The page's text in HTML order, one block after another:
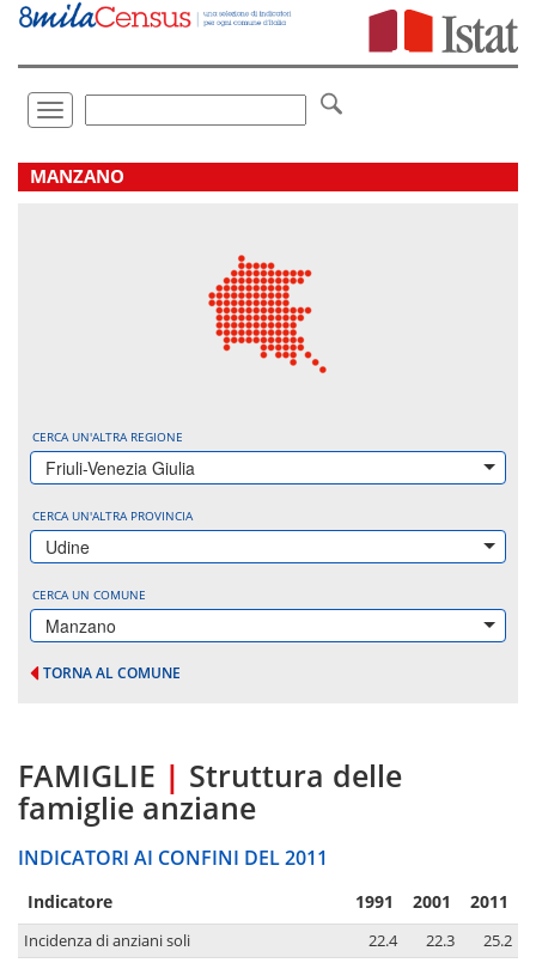
Vai
direttamente
Toggle
navigation
.
MANZANO
CERCA UN'ALTRA REGIONE
Friuli-Venezia Giulia
CERCA UN'ALTRA PROVINCIA
Udine
CERCA UN COMUNE
Manzano
TORNA AL COMUNE
FAMIGLIE | Struttura delle
famiglie anziane
INDICATORI AI CONFINI DEL 2011
Indicatore 1991 2001 2011
Incidenza di anziani soli 22.4 22.3
25.2